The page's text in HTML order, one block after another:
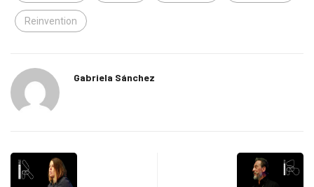
Reinvention
Gabriela Sánchez